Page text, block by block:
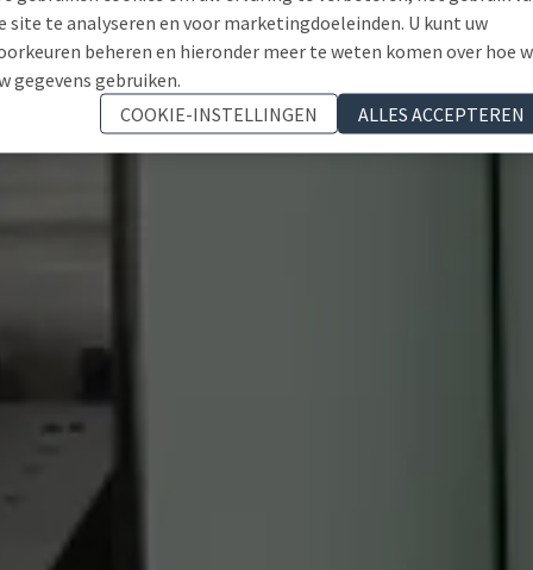
site te analyseren en voor marketingdoeleinden. U kunt uw
beheren en hieronder meer te weten komen over hoe
gegevens gebruiken.
COOKIE-INSTELLINGEN
ALLES ACCEPTEREN